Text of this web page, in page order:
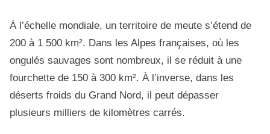
À l’échelle mondiale, un territoire de meute s’étend de
200 à 1 500 km². Dans les Alpes françaises, où les
ongulés sauvages sont nombreux, il se réduit à une
fourchette de 150 à 300 km². À l’inverse, dans les
déserts froids du Grand Nord, il peut dépasser
plusieurs milliers de kilomètres carrés.